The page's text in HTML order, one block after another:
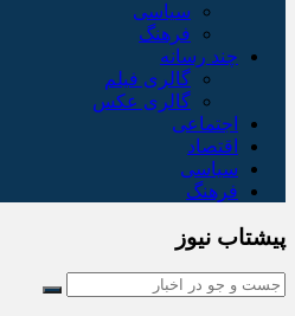
سیاسی
فرهنگ
چند رسانه
گالری فیلم
گالری عکس
اجتماعی
اقتصاد
سیاسی
فرهنگ
پیشتاب نیوز